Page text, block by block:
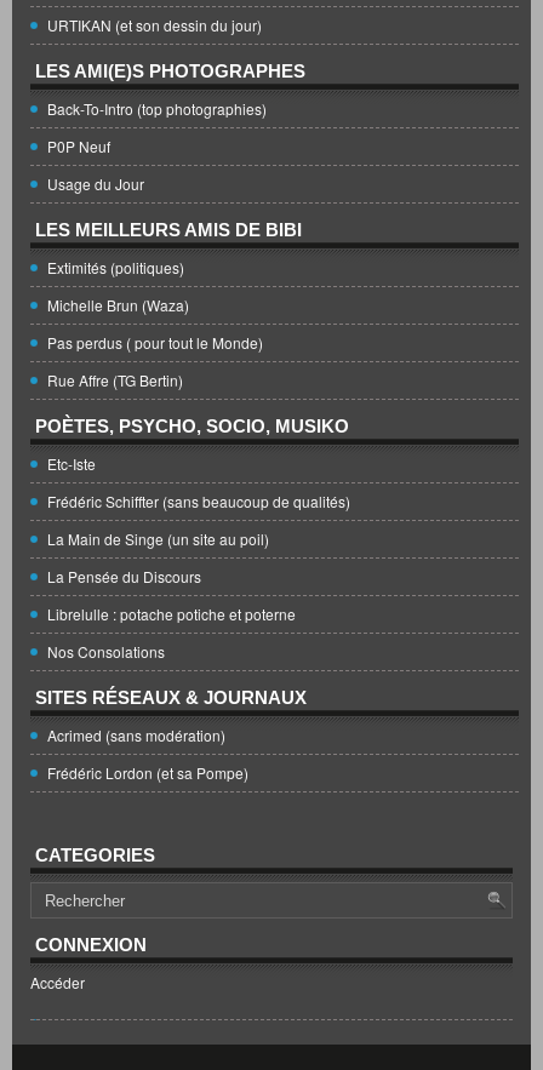
URTIKAN (et son dessin du jour)
LES AMI(E)S PHOTOGRAPHES
Back-To-Intro (top photographies)
P0P Neuf
Usage du Jour
LES MEILLEURS AMIS DE BIBI
Extimités (politiques)
Michelle Brun (Waza)
Pas perdus ( pour tout le Monde)
Rue Affre (TG Bertin)
POÈTES, PSYCHO, SOCIO, MUSIKO
Etc-Iste
Frédéric Schiffter (sans beaucoup de qualités)
La Main de Singe (un site au poil)
La Pensée du Discours
Librelulle : potache potiche et poterne
Nos Consolations
SITES RÉSEAUX & JOURNAUX
Acrimed (sans modération)
Frédéric Lordon (et sa Pompe)
CATEGORIES
CONNEXION
Accéder